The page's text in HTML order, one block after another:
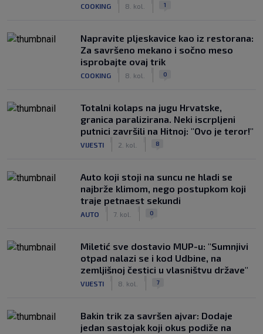
COOKING 8. kol. 1
Napravite pljeskavice kao iz restorana:
Za savršeno mekano i sočno meso
isprobajte ovaj trik
COOKING 8. kol. 0
Totalni kolaps na jugu Hrvatske,
granica paralizirana. Neki iscrpljeni
putnici završili na Hitnoj: "Ovo je teror!"
VIJESTI 2. kol. 8
Auto koji stoji na suncu ne hladi se
najbrže klimom, nego postupkom koji
traje petnaest sekundi
AUTO 7. kol. 0
Miletić sve dostavio MUP-u: "Sumnjivi
otpad nalazi se i kod Udbine, na
zemljišnoj čestici u vlasništvu države"
VIJESTI 8. kol. 7
Bakin trik za savršen ajvar: Dodaje
jedan sastojak koji okus podiže na